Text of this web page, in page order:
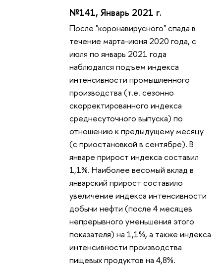
№141, Январь 2021 г.
После "коронавирусного" спада в
течение марта-июня 2020 года, с
июля по январь 2021 года
наблюдался подъем индекса
интенсивности промышленного
производства (т.е. сезонно
скорректированного индекса
среднесуточного выпуска) по
отношению к предыдущему месяцу
(с приостановкой в сентябре). В
январе прирост индекса составил
1,1%. Наиболее весомый вклад в
январский прирост составило
увеличение индекса интенсивности
добычи нефти (после 4 месяцев
непрерывного уменьшения этого
показателя) на 1,1%, а также индекса
интенсивности производства
пищевых продуктов на 4,8%.